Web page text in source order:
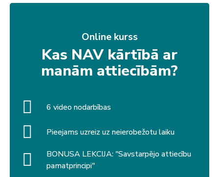
Online kurss
Kas NAV kārtībā ar
manām attiecībām?
6 video nodarbības
Pieejams uzreiz uz neierobežotu laiku
BONUSA LEKCIJA: "Savstarpējo attiecību
pamatprincipi"